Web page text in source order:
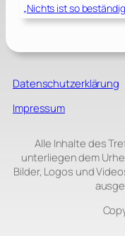
„Nichts ist so
Datenschutzerklärung
Impressum
Alle Inhalte des
unterliegen dem
Bilder, Logos und